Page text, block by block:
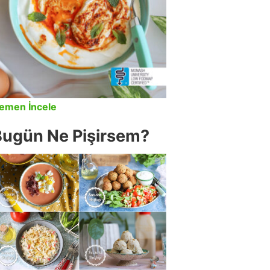
İncele
Ne Pişirsem?